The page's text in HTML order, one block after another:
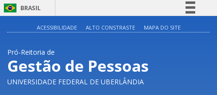
BRASIL
Acesso à informação
Legislação
ACESSIBILIDADE ALTO CONSTRASTE MAPA DO SITE
Pró-Reitoria de
Gestão de Pessoas
UNIVERSIDADE FEDERAL DE UBERLÂNDIA